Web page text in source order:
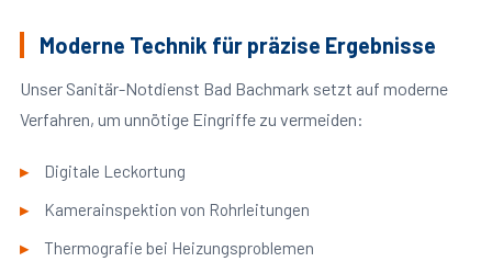
Moderne Technik für präzise Ergebnisse
Unser Sanitär-Notdienst Bad Bachmark setzt auf moderne
Verfahren, um unnötige Eingriffe zu vermeiden:
Digitale Leckortung
Kamerainspektion von Rohrleitungen
Thermografie bei Heizungsproblemen